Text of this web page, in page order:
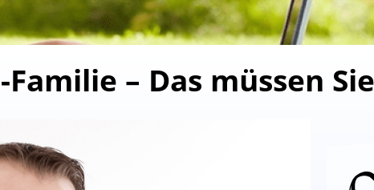
– Das müssen